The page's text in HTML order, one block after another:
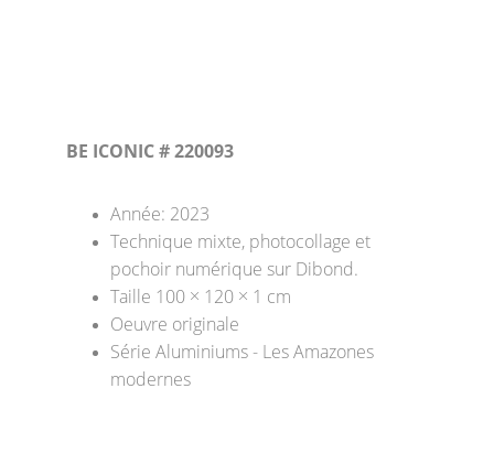
BE ICONIC # 220093
Année: 2023
Technique mixte, photocollage et
pochoir numérique sur Dibond.
Taille 100 × 120 × 1 cm
Oeuvre originale
Série Aluminiums - Les Amazones
modernes